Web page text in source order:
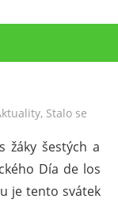
, Stalo se
žáky šestých a
Día de los
je tento svátek